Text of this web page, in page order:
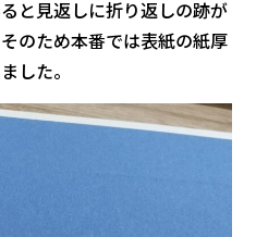
と見返しに折り返しの跡が
のため本番では表紙の紙厚
した。